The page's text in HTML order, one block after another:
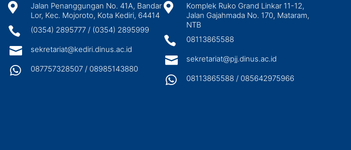

Jalan Penanggungan No. 41A, Bandar
Lor, Kec. Mojoroto, Kota Kediri, 64414
 (0354) 2895777 / (0354) 2895999
 sekretariat@kediri.dinus.ac.id
 087757328507 / 08985143880

Komplek Ruko Grand Linkar 11-12,
Jalan Gajahmada No. 170, Mataram,
NTB
 08113865588
 sekretariat@pjj.dinus.ac.id
 08113865588 / 085642975966